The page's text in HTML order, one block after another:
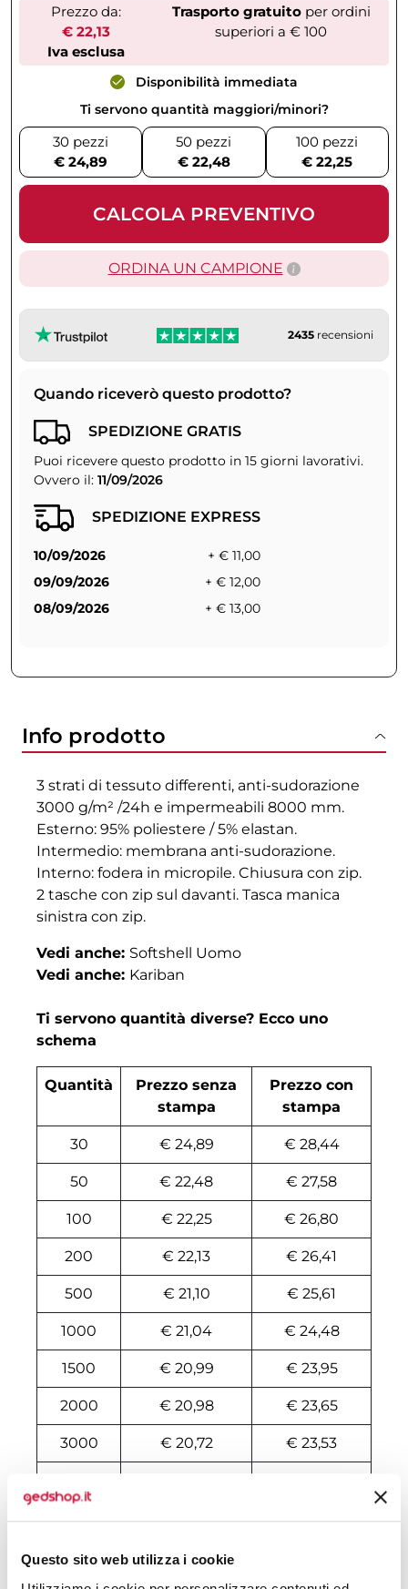
Questo sito web utilizza i cookie
Prezzo da:
€ 22,13
Iva esclusa
Trasporto gratuitoper ordini
superiori a € 100
Disponibilità immediata
Ti servono quantità maggiori/minori?
30 pezzi
€ 24,89
50 pezzi
€ 22,48
100 pezzi
€ 22,25
CALCOLA PREVENTIVO
ORDINA UN CAMPIONE
2435 recensioni
Quando riceverò questo prodotto?
SPEDIZIONE GRATIS
Puoi ricevere questo prodotto in 15 giorni lavorativi.
Ovvero il: 11/09/2026
SPEDIZIONE EXPRESS
10/09/2026
+ € 11,00
09/09/2026
+ € 12,00
08/09/2026
+ € 13,00
Info prodotto
3 strati di tessuto differenti, anti-sudorazione
3000 g/m² /24h e impermeabili 8000 mm.
Esterno: 95% poliestere / 5% elastan.
Intermedio: membrana anti-sudorazione.
Interno: fodera in micropile. Chiusura con zip.
2 tasche con zip sul davanti. Tasca manica
sinistra con zip.
Vedi anche: Softshell Uomo
Vedi anche: Kariban
Ti servono quantità diverse? Ecco uno
schema
Quantità
Prezzo senza
stampa
Prezzo con
stampa
30 € 24,89 € 28,44
50 € 22,48 € 27,58
100 € 22,25 € 26,80
200 € 22,13 € 26,41
500 € 21,10 € 25,61
1000 € 21,04 € 24,48
1500 € 20,99 € 23,95
2000 € 20,98 € 23,65
3000 € 20,72 € 23,53
10000 € 19,95 € 22,94
Tecniche di stampa